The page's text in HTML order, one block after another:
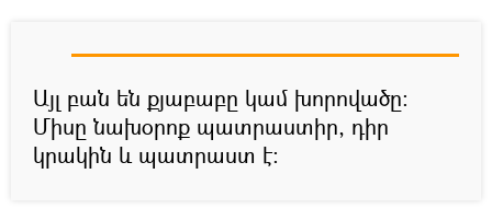
Այլ բան են քյաբաբը կամ խորովածը։
Միսը նախօրոք պատրաստիր, դիր
կրակին և պատրաստ է։